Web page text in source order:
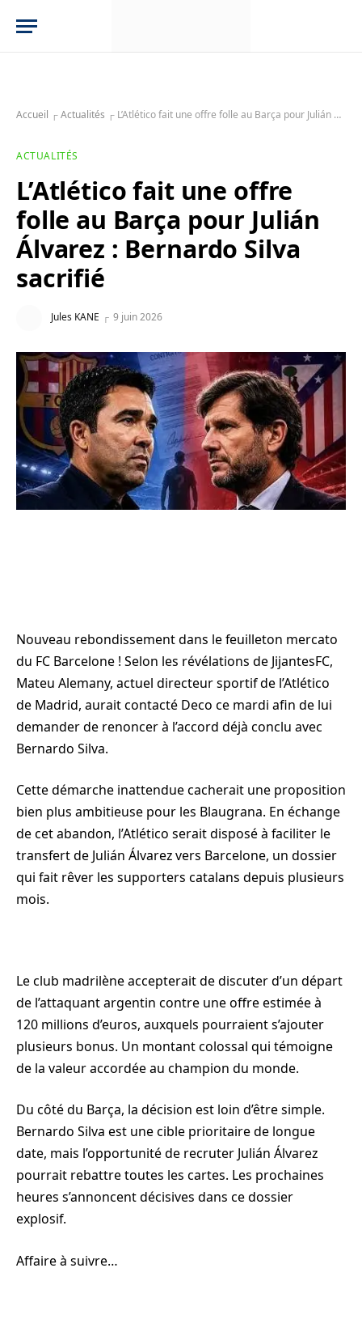
Accueil ┌Actualités ┌ L’Atlético fait une offre folle au Barça pour Julián Álvarez : Bernardo Silva sacrifié
ACTUALITÉS
L’Atlético fait une offre
folle au Barça pour Julián
Álvarez : Bernardo Silva
sacrifié
Jules KANE 9 juin 2026
Nouveau rebondissement dans le feuilleton mercato
du FC Barcelone ! Selon les révélations de JijantesFC,
Mateu Alemany, actuel directeur sportif de l’Atlético
de Madrid, aurait contacté Deco ce mardi afin de lui
demander de renoncer à l’accord déjà conclu avec
Bernardo Silva.
Cette démarche inattendue cacherait une proposition
bien plus ambitieuse pour les Blaugrana. En échange
de cet abandon, l’Atlético serait disposé à faciliter le
transfert de Julián Álvarez vers Barcelone, un dossier
qui fait rêver les supporters catalans depuis plusieurs
mois.
Le club madrilène accepterait de discuter d’un départ
de l’attaquant argentin contre une offre estimée à
120 millions d’euros, auxquels pourraient s’ajouter
plusieurs bonus. Un montant colossal qui témoigne
de la valeur accordée au champion du monde.
Du côté du Barça, la décision est loin d’être simple.
Bernardo Silva est une cible prioritaire de longue
date, mais l’opportunité de recruter Julián Álvarez
pourrait rebattre toutes les cartes. Les prochaines
heures s’annoncent décisives dans ce dossier
explosif.
Affaire à suivre…